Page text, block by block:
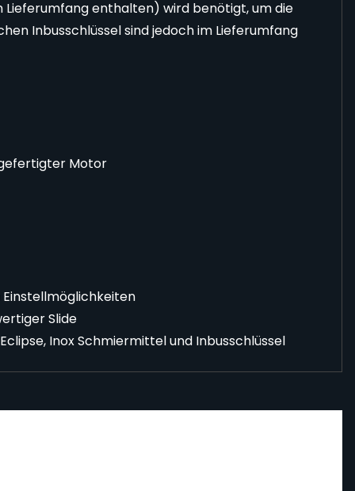
enthalten) wird benötigt, um die
Inbusschlüssel sind jedoch im Lieferumfang
Motor
Slide
Inox Schmiermittel und Inbusschlüssel